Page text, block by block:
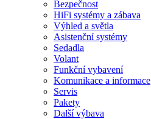
Bezpečnost
HiFi systémy a zábava
Výhled a světla
Asistenční systémy
Sedadla
Volant
Funkční vybavení
Komunikace a informace
Servis
Pakety
Další výbava